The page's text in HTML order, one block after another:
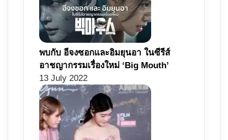
พบกับ อีจงซอกและอิมยุนอา ในซีรีส์
อาชญากรรมเรื่องใหม่ ‘Big Mouth’
13 July 2022